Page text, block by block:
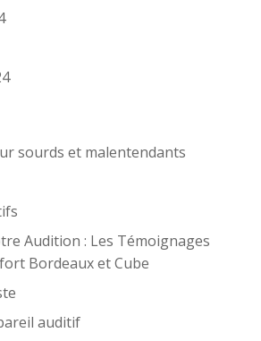
sourds et malentendants
Audition : Les Témoignages
Bordeaux et Cube
auditif